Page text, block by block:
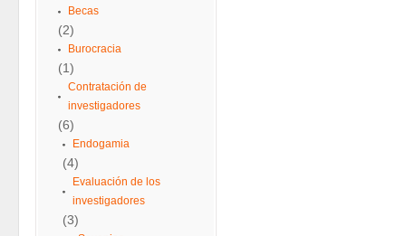
Becas
(2)
Burocracia
(1)
Contratación de
investigadores
(6)
Endogamia
(4)
Evaluación de los
investigadores
(3)